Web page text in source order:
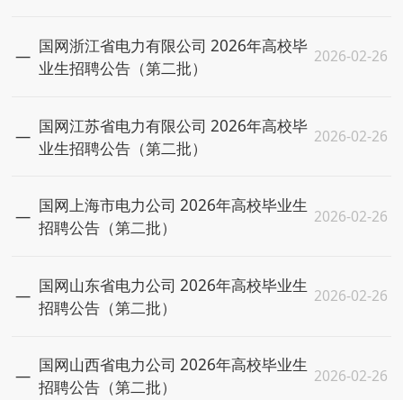
国网浙江省电力有限公司 2026年高校毕
业生招聘公告（第二批）
2026-02-26
国网江苏省电力有限公司 2026年高校毕
业生招聘公告（第二批）
2026-02-26
国网上海市电力公司 2026年高校毕业生
招聘公告（第二批）
2026-02-26
国网山东省电力公司 2026年高校毕业生
招聘公告（第二批）
2026-02-26
国网山西省电力公司 2026年高校毕业生
招聘公告（第二批）
2026-02-26